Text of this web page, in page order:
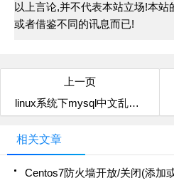
以上言论,并不代表本站立场!本
或者借鉴不同的讯息而已!
上一页
linux系统下mysql中文乱码解决
相关文章
Centos7防火墙开放/关闭(添加